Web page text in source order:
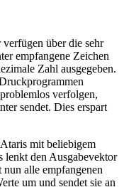
über die sehr
empfangene Zeichen
Zahl ausgegeben.
verfolgen,
sendet. Dies erspart
mit beliebigem
lenkt den Ausgabevektor
alle empfangenen
um und sendet sie an